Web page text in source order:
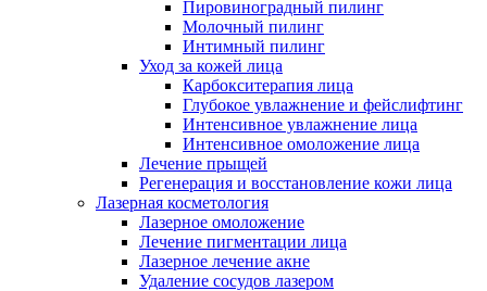
Пировиноградный пилинг
Молочный пилинг
Интимный пилинг
Уход за кожей лица
Карбокситерапия лица
Глубокое увлажнение и фейслифтинг
Интенсивное увлажнение лица
Интенсивное омоложение лица
Лечение прыщей
Регенерация и восстановление кожи лица
Лазерная косметология
Лазерное омоложение
Лечение пигментации лица
Лазерное лечение акне
Удаление сосудов лазером